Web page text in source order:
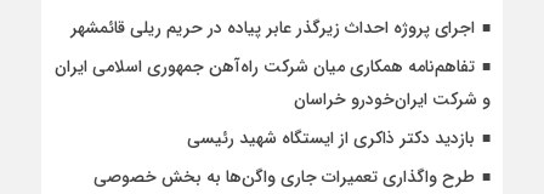
اجرای پروژه احداث زیرگذر عابر پیاده در حریم ریلی قائمشهر
تفاهم‌نامه همکاری میان شرکت راه‌آهن جمهوری اسلامی ایران
و شرکت ایران‌خودرو خراسان
بازدید دکتر ذاکری از ایستگاه شهید رئیسی
طرح واگذاری تعمیرات جاری واگن‌ها به بخش خصوصی